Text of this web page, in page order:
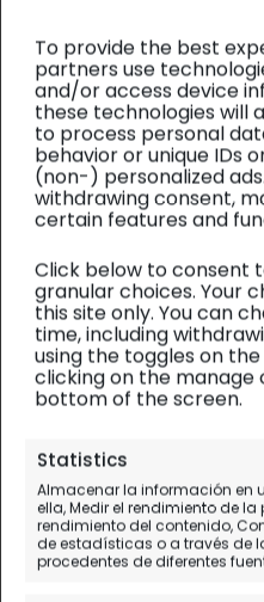
To provide the best
partners use
and/or access device
these technologies will
to process personal
behavior or unique IDs
(non-) personalized
withdrawing consent,
certain features and
Click below to consent
granular choices. Your
this site only. You can
time, including
using the toggles on
clicking on the
bottom of the screen.
Statistics
Almacenar la información en
ella, Medir el rendimiento de
rendimiento del contenido,
de estadísticas o a través de
procedentes de diferentes
Jericó, la
del